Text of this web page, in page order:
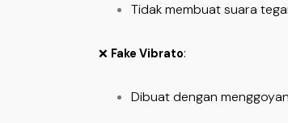
Tidak membuat suara
❌ Fake Vibrato:
Dibuat dengan